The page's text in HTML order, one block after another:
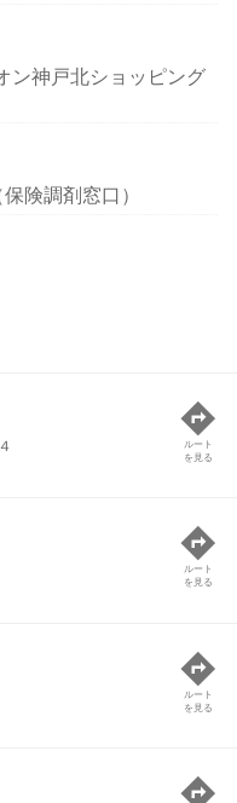
ン神戸北ショッピング
険調剤窓口）
ルート
を見る
ルート
を見る
ルート
を見る